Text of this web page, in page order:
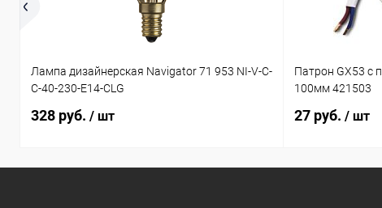
Лампа дизайнерская Navigator 71 953 NI-V-C-
C-40-230-E14-CLG
328 руб. / шт
Патрон GX53 с
100мм 421503
27 руб. / шт